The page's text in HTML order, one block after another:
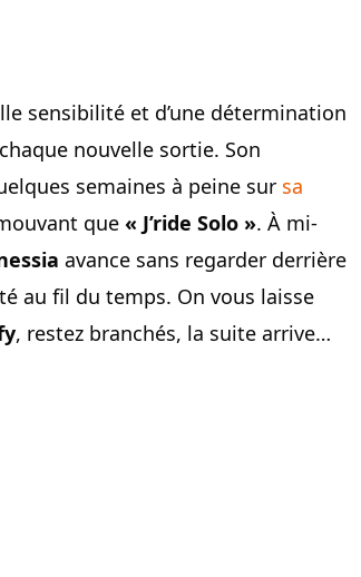
sensibilité et d’une détermination
nouvelle sortie. Son
semaines à peine sur sa
que « J’ride Solo ». À mi-
avance sans regarder derrière
au fil du temps. On vous laisse
, restez branchés, la suite arrive…